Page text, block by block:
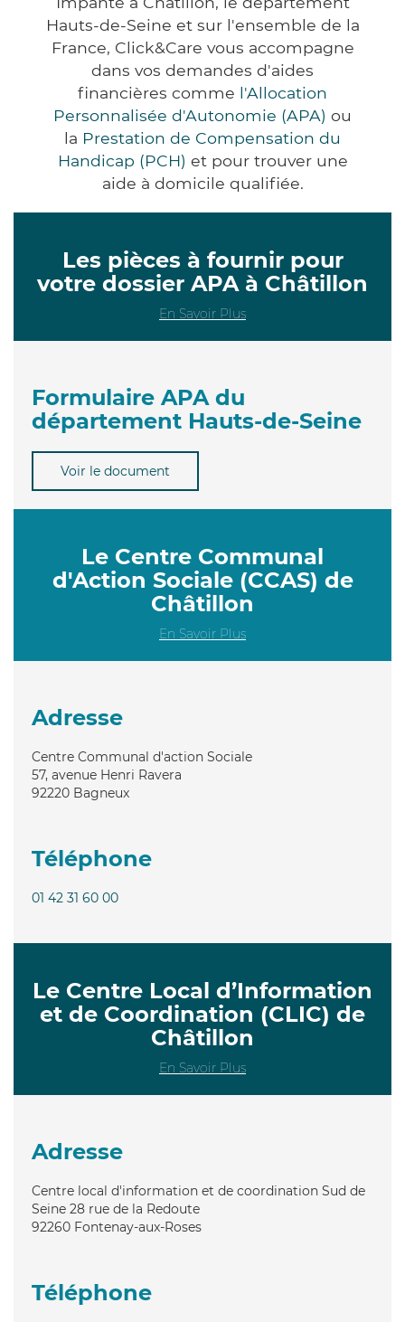
Hauts-de-Seine et sur l'ensemble de la
France, Click&Care vous accompagne
dans vos demandes d'aides
financières comme l'Allocation
Personnalisée d'Autonomie (APA) ou
la Prestation de Compensation du
Handicap (PCH) et pour trouver une
aide à domicile qualifiée.
Les pièces à fournir pour
votre dossier APA à Châtillon
En Savoir Plus
Formulaire APA du
département Hauts-de-Seine
Voir le document
Le Centre Communal
d'Action Sociale (CCAS) de
Châtillon
En Savoir Plus
Adresse
Centre Communal d'action Sociale
57, avenue Henri Ravera
92220 Bagneux
Téléphone
01 42 31 60 00
Le Centre Local d’Information
et de Coordination (CLIC) de
Châtillon
En Savoir Plus
Adresse
Centre local d'information et de coordination Sud de
Seine 28 rue de la Redoute
92260 Fontenay-aux-Roses
Téléphone